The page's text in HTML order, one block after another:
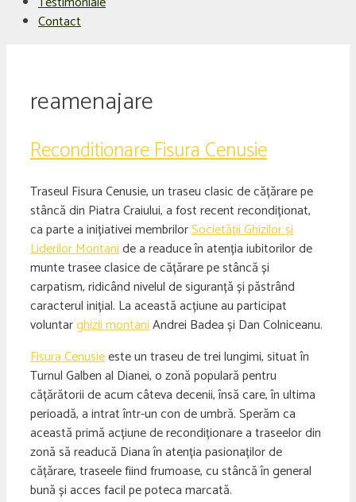
Contact
reamenajare
Reconditionare Fisura Cenusie
Traseul Fisura Cenusie, un traseu clasic de cățărare pe
stâncă din Piatra Craiului, a fost recent recondiționat,
ca parte a inițiativei membrilorSocietății Ghizilor și
Liderilor Montanide a readuce în atenția iubitorilor de
munte trasee clasice de cățărare pe stâncă și
carpatism, ridicând nivelul de siguranță și păstrând
caracterul inițial. La această acțiune au participat
voluntarghizii montaniAndrei Badea și Dan Colniceanu.
Fisura Cenusieeste un traseu de trei lungimi, situat în
Turnul Galben al Dianei, o zonă populară pentru
cățărătorii de acum câteva decenii, însă care, în ultima
perioadă, a intrat într-un con de umbră. Sperăm ca
această primă acțiune de recondiționare a traseelor din
zonă să readucă Diana în atenția pasionaților de
cățărare, traseele fiind frumoase, cu stâncă în general
bună și acces facil pe poteca marcată.